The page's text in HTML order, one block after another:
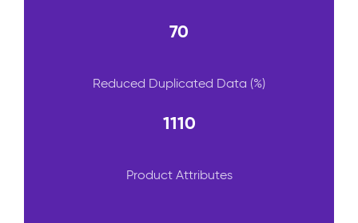
70
Reduced Duplicated Data (%)
1110
Product Attributes